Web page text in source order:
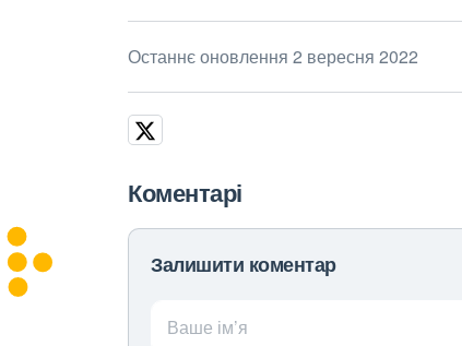
Останнє оновлення 2 вересня 2022
Коментарі
Залишити коментар
Ваше ім’я